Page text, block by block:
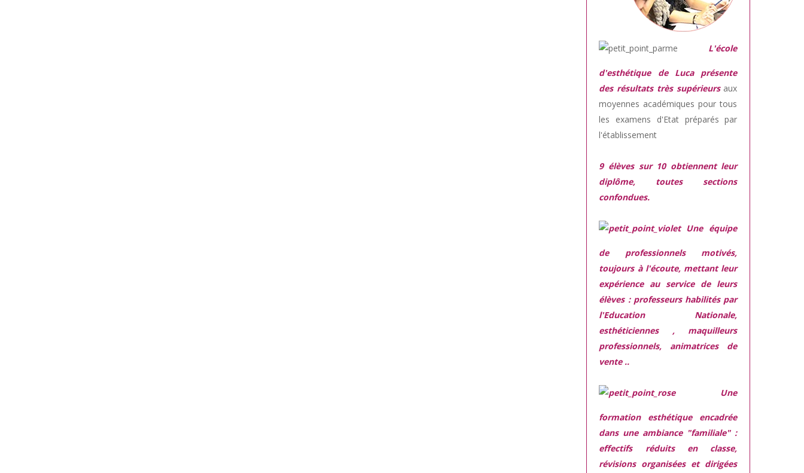
L'école
d'esthétique de Luca présente
des résultats très supérieurs aux
moyennes académiques pour tous
les examens d'Etat préparés par
l'établissement
9 élèves sur 10 obtiennent leur
diplôme, toutes sections
confondues.
Une équipe
de professionnels motivés,
toujours à l'écoute, mettant leur
expérience au service de leurs
élèves : professeurs habilités par
l'Education Nationale,
esthéticiennes , maquilleurs
professionnels, animatrices de
vente ..
Une
formation esthétique encadrée
dans une ambiance "familiale" :
effectifs réduits en classe,
révisions organisées et dirigées